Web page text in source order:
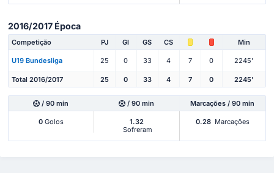
2016/2017 Época
Competição PJ Gl GS CS Min
U19 Bundesliga 25 0 33 4 7 0 2245'
Total 2016/2017 25 0 33 4 7 0 2245'
/ 90 min / 90 min Marcações / 90 min
0Golos
1.32
Sofreram
0.28 Marcações